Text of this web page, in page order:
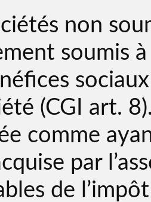
non
soumis
(CGI art.
comme
par
de